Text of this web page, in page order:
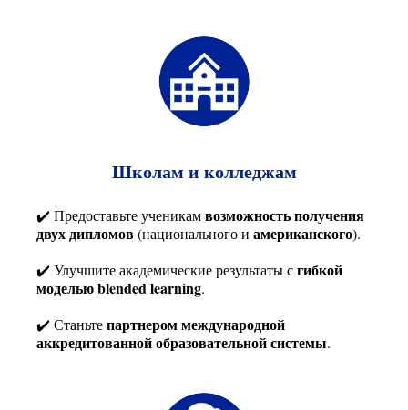
Школам и колледжам
✔️ Предоставьте ученикамвозможность получения
двух дипломов(национального и американского).
✔️ Улучшите академические результаты сгибкой
моделью blended learning.
✔️ Станьтепартнером международной
аккредитованной образовательной системы.